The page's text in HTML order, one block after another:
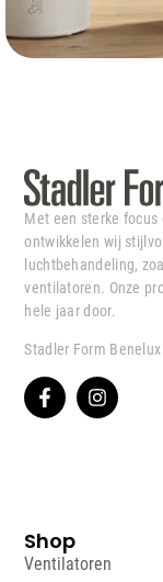
Met een sterke
ontwikkelen wij
luchtbehandeling,
ventilatoren. Onze
hele jaar door.
Stadler Form
Shop
Ventilatoren